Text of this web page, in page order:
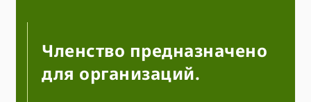
Членство предназначено
для организаций.